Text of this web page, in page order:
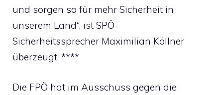
und sorgen so für mehr Sicherheit in
unserem Land“, ist SPÖ-
Sicherheitssprecher Maximilian Köllner
überzeugt. ****
Die FPÖ hat im Ausschuss gegen die